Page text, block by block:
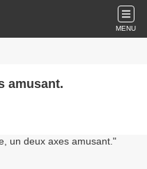
MENU
amusant.